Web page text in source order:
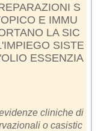
S
E IMMU
LA SIC
SISTE
ESSENZIA
cliniche di
o casistic